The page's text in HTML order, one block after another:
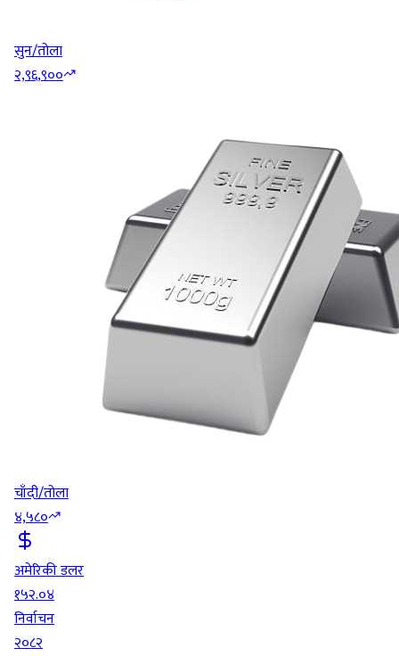
सुन/तोला
२,९६,९००
चाँदी/तोला
४,५८०
अमेरिकी डलर
१५२.०४
निर्वाचन
२०८२